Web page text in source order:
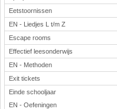
Eetstoornissen
EN - Liedjes L t/m Z
Escape rooms
Effectief leesonderwijs
EN - Methoden
Exit tickets
Einde schooljaar
EN - Oefeningen